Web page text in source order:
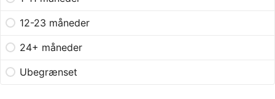
12-23 måneder
24+ måneder
Ubegrænset